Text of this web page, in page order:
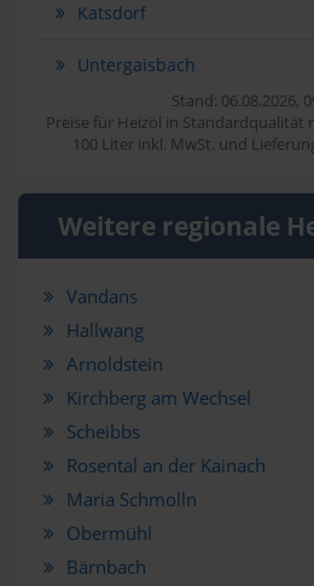
Katsdorf
Untergaisbach
Stand: 06.08.2026,
Preise für Heizöl in Standardqualität
100 Liter inkl. MwSt. und
Weitere regionale
Vandans
Hallwang
Arnoldstein
Kirchberg am Wechsel
Scheibbs
Rosental an der Kainach
Maria Schmolln
Obermühl
Bärnbach